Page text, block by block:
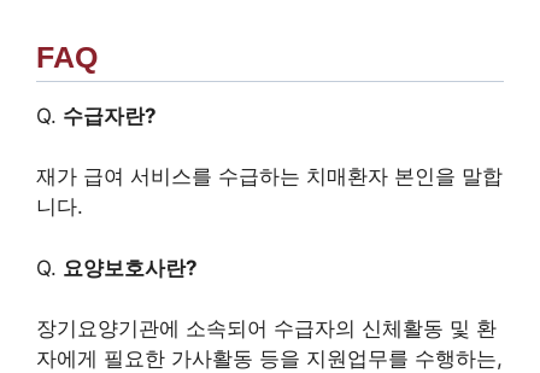
FAQ
Q. 수급자란?
재가 급여 서비스를 수급하는 치매환자 본인을 말합
니다.
Q. 요양보호사란?
장기요양기관에 소속되어 수급자의 신체활동 및 환
자에게 필요한 가사활동 등을 지원업무를 수행하는,